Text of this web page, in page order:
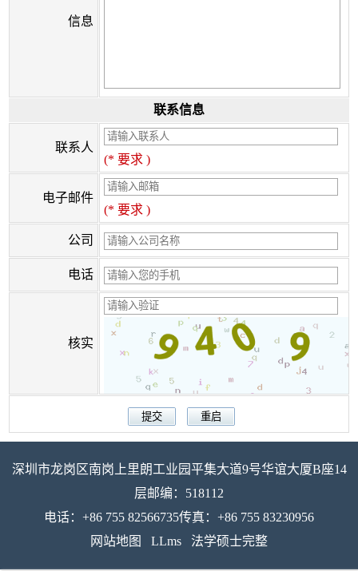
信息
联系信息
联系人
(* 要求 )
电子邮件
(* 要求 )
公司
电话
核实
深圳市龙岗区南岗上里朗工业园平集大道9号华谊大厦B座14
层邮编：518112
电话：+86 755 82566735传真：+86 755 83230956
网站地图
LLms 法学硕士完整